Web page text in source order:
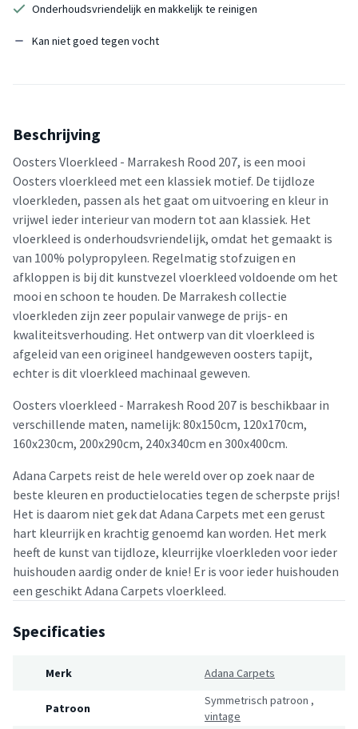
Onderhoudsvriendelijk en makkelijk te reinigen
Kan niet goed tegen vocht
Beschrijving
Oosters Vloerkleed - Marrakesh Rood 207, is een mooi
Oosters vloerkleed met een klassiek motief. De tijdloze
vloerkleden, passen als het gaat om uitvoering en kleur in
vrijwel ieder interieur van modern tot aan klassiek. Het
vloerkleed is onderhoudsvriendelijk, omdat het gemaakt is
van 100% polypropyleen. Regelmatig stofzuigen en
afkloppen is bij dit kunstvezel vloerkleed voldoende om het
mooi en schoon te houden. De Marrakesh collectie
vloerkleden zijn zeer populair vanwege de prijs- en
kwaliteitsverhouding. Het ontwerp van dit vloerkleed is
afgeleid van een origineel handgeweven oosters tapijt,
echter is dit vloerkleed machinaal geweven.
Oosters vloerkleed - Marrakesh Rood 207 is beschikbaar in
verschillende maten, namelijk: 80x150cm, 120x170cm,
160x230cm, 200x290cm, 240x340cm en 300x400cm.
Adana Carpets reist de hele wereld over op zoek naar de
beste kleuren en productielocaties tegen de scherpste prijs!
Het is daarom niet gek dat Adana Carpets met een gerust
hart kleurrijk en krachtig genoemd kan worden. Het merk
heeft de kunst van tijdloze, kleurrijke vloerkleden voor ieder
huishouden aardig onder de knie! Er is voor ieder huishouden
een geschikt Adana Carpets vloerkleed.
Specificaties
Merk Adana Carpets
Patroon
Symmetrisch patroon ,
vintage